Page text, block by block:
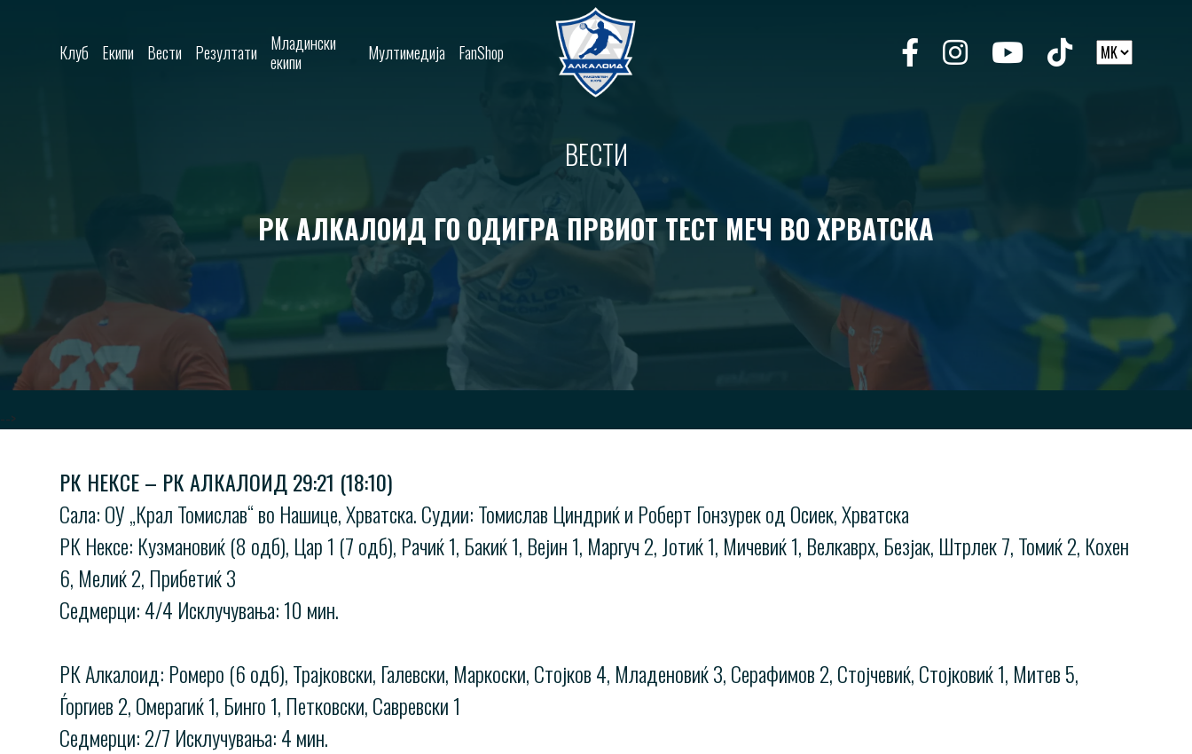
Клуб Екипи Вести Резултати
Младински
екипи
Мултимедија FanShop
ВЕСТИ
РК АЛКАЛОИД ГО ОДИГРА ПРВИОТ ТЕСТ МЕЧ ВО ХРВАТСКА
-->
РК НЕКСЕ – РК АЛКАЛОИД 29:21 (18:10)
Сала: ОУ „Крал Томислав“ во Нашице, Хрватска. Судии: Томислав Циндриќ и Роберт Гонзурек од Осиек, Хрватска
РК Нексе: Кузмановиќ (8 одб), Цар 1 (7 одб), Рачиќ 1, Бакиќ 1, Вејин 1, Маргуч 2, Јотиќ 1, Мичевиќ 1, Велкаврх, Безјак, Штрлек 7, Томиќ 2, Кохен
6, Мелиќ 2, Прибетиќ 3
Седмерци: 4/4 Исклучувања: 10 мин.
РК Алкалоид: Ромеро (6 одб), Трајковски, Галевски, Маркоски, Стојков 4, Младеновиќ 3, Серафимов 2, Стојчевиќ, Стојковиќ 1, Митев 5,
Ѓоргиев 2, Омерагиќ 1, Бинго 1, Петковски, Савревски 1
Седмерци: 2/7 Исклучувања: 4 мин.